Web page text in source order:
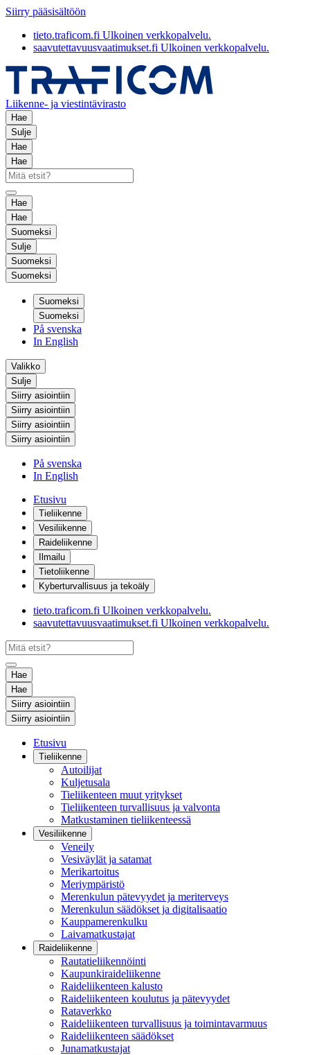
Siirry pääsisältöön
tieto.traficom.fi Ulkoinen verkkopalvelu.
saavutettavuusvaatimukset.fi Ulkoinen verkkopalvelu.
Liikenne- ja viestintävirasto
Hae
Sulje
Hae
Hae
Hae
Hae
Suomeksi
Sulje
Suomeksi
Suomeksi
Suomeksi
Suomeksi
På svenska
In English
Valikko
Sulje
Siirry asiointiin
Siirry asiointiin
Siirry asiointiin
Siirry asiointiin
På svenska
In English
Etusivu
Tieliikenne
Vesiliikenne
Raideliikenne
Ilmailu
Tietoliikenne
Kyberturvallisuus ja tekoäly
tieto.traficom.fi Ulkoinen verkkopalvelu.
saavutettavuusvaatimukset.fi Ulkoinen verkkopalvelu.
Hae
Hae
Siirry asiointiin
Siirry asiointiin
Etusivu
Tieliikenne
Autoilijat
Kuljetusala
Tieliikenteen muut yritykset
Tieliikenteen turvallisuus ja valvonta
Matkustaminen tieliikenteessä
Vesiliikenne
Veneily
Vesiväylät ja satamat
Merikartoitus
Meriympäristö
Merenkulun pätevyydet ja meriterveys
Merenkulun säädökset ja digitalisaatio
Kauppamerenkulku
Laivamatkustajat
Raideliikenne
Rautatieliikennöinti
Kaupunkiraideliikenne
Raideliikenteen kalusto
Raideliikenteen koulutus ja pätevyydet
Rataverkko
Raideliikenteen turvallisuus ja toimintavarmuus
Raideliikenteen säädökset
Junamatkustajat